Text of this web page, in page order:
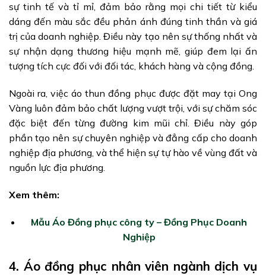
sự tinh tế và tỉ mỉ, đảm bảo rằng mọi chi tiết từ kiểu
dáng đến màu sắc đều phản ánh đúng tinh thần và giá
trị của doanh nghiệp. Điều này tạo nên sự thống nhất và
sự nhận dạng thương hiệu mạnh mẽ, giúp đem lại ấn
tượng tích cực đối với đối tác, khách hàng và cộng đồng.
Ngoài ra, việc áo thun đồng phục được đặt may tại Ong
Vàng luôn đảm bảo chất lượng vượt trội, với sự chăm sóc
đặc biệt đến từng đường kim mũi chỉ. Điều này góp
phần tạo nên sự chuyên nghiệp và đẳng cấp cho doanh
nghiệp địa phương, và thể hiện sự tự hào về vùng đất và
nguồn lực địa phương.
Xem thêm:
Mẫu Áo Đồng phục công ty – Đồng Phục Doanh
Nghiệp
4. Áo đồng phục nhân viên ngành dịch vụ